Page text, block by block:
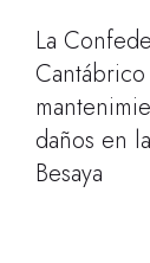
La
daños en
Besaya